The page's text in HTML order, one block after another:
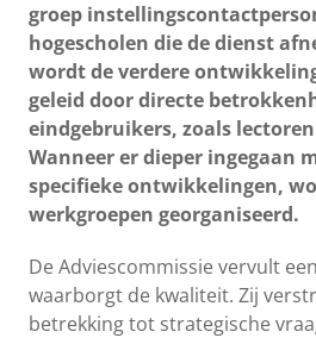
groep
hogescholen die de dienst
wordt de verdere
geleid door directe
eindgebruikers, zoals
Wanneer er dieper ingegaan
specifieke ontwikkelingen,
werkgroepen georganiseerd.
De Adviescommissie vervult
waarborgt de kwaliteit. Zij
betrekking tot strategische